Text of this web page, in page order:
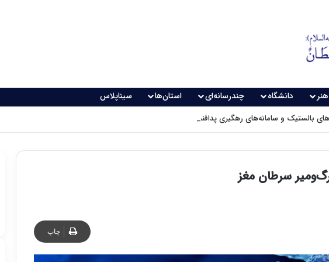
دانشگاه چندرسانه‌ای استان‌ها سیناپلاس
بالستیک و سامانه‌های رهگیری پدافندی چگونه کار می کنند؟
سرطان مغز
چاپ